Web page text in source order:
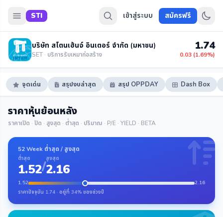
STI เข้าสู่ระบบ สมัครฟรี
บริษัท สโตนเฮ้นจ์ อินเตอร์ จำกัด (มหาชน)
SET · บริการรับเหมาก่อสร้าง
1.74
0.03 (1.69%)
จุดเด่น สรุปงบล่าสุด สรุป OPPDAY Dash Box
ราคาหุ้นย้อนหลัง
ราคาเปิด · ปิด · สูงสุด · ต่ำสุด · ปริมาณ · P/E · YIELD · BETA
52 Week ต่ำสุด / สูงสุด
ต่ำสุด
1.52/สูงสุด
2.16
1.52
2.16
ราคาปัจจุบัน 1.74 · อยู่ที่ 34% ของช่วงปี